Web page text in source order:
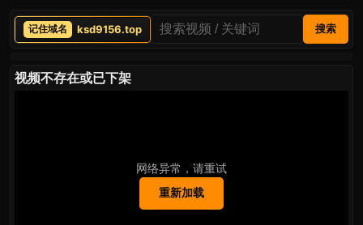
ksd9156.top 搜索
视频不存在或已下架
网络异常，请重试
重新加载